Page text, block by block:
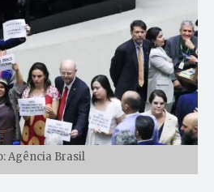
Agência Brasil